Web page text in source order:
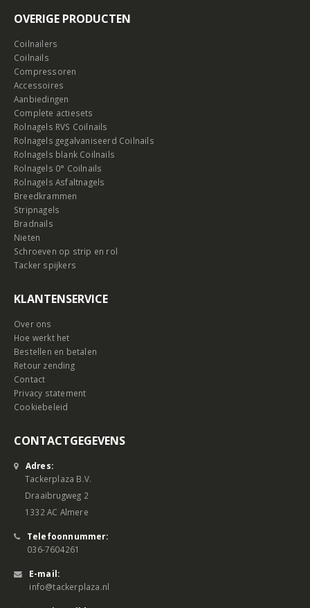
OVERIGE PRODUCTEN
Coilnailers
Coilnails
Compressoren
Accessoires
Aanbiedingen
Complete actiesets
Rolnagels RVS Coilnails
Rolnagels gegalvaniseerd Coilnails
Rolnagels blank Coilnails
Rolnagels 0° Coilnails
Rolnagels Asfaltnagels
Breedkrammen
Stripnagels
Bradnails
Nieten
Schroeven op strip en rol
Tacker spijkers
KLANTENSERVICE
Over ons
Hoe werkt het
Bestellen en betalen
Retour zending
Contact
Privacy statement
Cookiebeleid
CONTACTGEGEVENS
Adres:
Tackerplaza B.V.
Draaibrugweg 2
1332 AC Almere
Telefoonnummer:
036-7604261
E-mail:
info@tackerplaza.nl